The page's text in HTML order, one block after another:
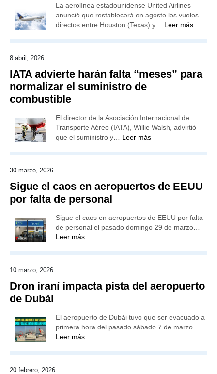
La aerolínea estadounidense United Airlines
anunció que restablecerá en agosto los vuelos
directos entre Houston (Texas) y… Leer más
8 abril, 2026
IATA advierte harán falta “meses” para
normalizar el suministro de
combustible
El director de la Asociación Internacional de
Transporte Aéreo (IATA), Willie Walsh, advirtió
que el suministro y… Leer más
30 marzo, 2026
Sigue el caos en aeropuertos de EEUU
por falta de personal
Sigue el caos en aeropuertos de EEUU por falta
de personal el pasado domingo 29 de marzo…
Leer más
10 marzo, 2026
Dron iraní impacta pista del aeropuerto
de Dubái
El aeropuerto de Dubái tuvo que ser evacuado a
primera hora del pasado sábado 7 de marzo …
Leer más
20 febrero, 2026